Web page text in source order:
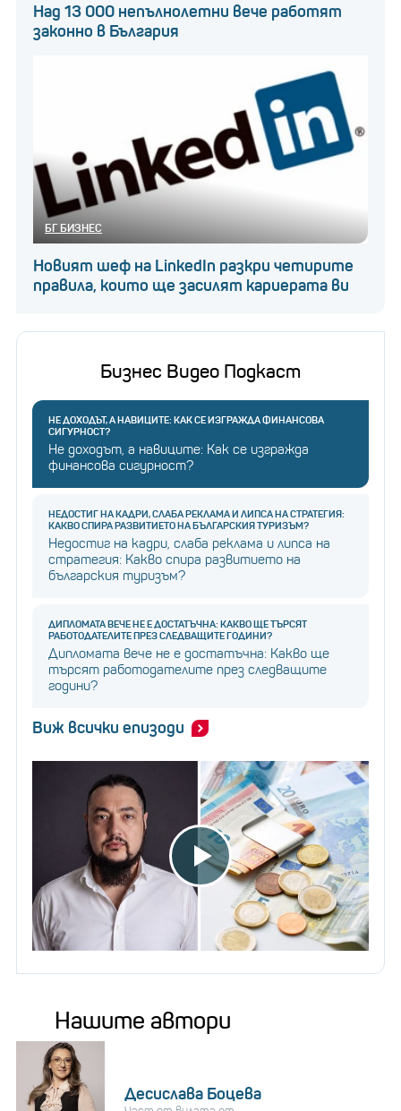
Над 13 000 непълнолетни вече работят
законно в България
БГ БИЗНЕС
Новият шеф на LinkedIn разкри четирите
правила, които ще засилят кариерата ви
Бизнес Видео Подкаст
НЕ ДОХОДЪТ, А НАВИЦИТЕ: КАК СЕ ИЗГРАЖДА ФИНАНСОВА
СИГУРНОСТ?
Не доходът, а навиците: Как се изгражда
финансова сигурност?
НЕДОСТИГ НА КАДРИ, СЛАБА РЕКЛАМА И ЛИПСА НА СТРАТЕГИЯ:
КАКВО СПИРА РАЗВИТИЕТО НА БЪЛГАРСКИЯ ТУРИЗЪМ?
Недостиг на кадри, слаба реклама и липса на
стратегия: Какво спира развитието на
българския туризъм?
ДИПЛОМАТА ВЕЧЕ НЕ Е ДОСТАТЪЧНА: КАКВО ЩЕ ТЪРСЯТ
РАБОТОДАТЕЛИТЕ ПРЕЗ СЛЕДВАЩИТЕ ГОДИНИ?
Дипломата вече не е достатъчна: Какво ще
търсят работодателите през следващите
години?
Виж всички епизоди
Нашите автори
Десислава Боцева